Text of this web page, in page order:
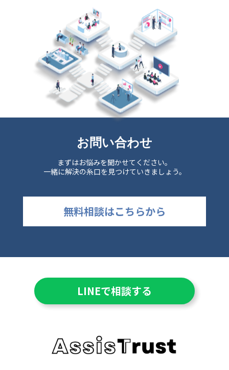
お問い合わせ
まずはお悩みを聞かせてください。
一緒に解決の糸口を見つけていきましょう。
無料相談はこちらから
LINEで相談する